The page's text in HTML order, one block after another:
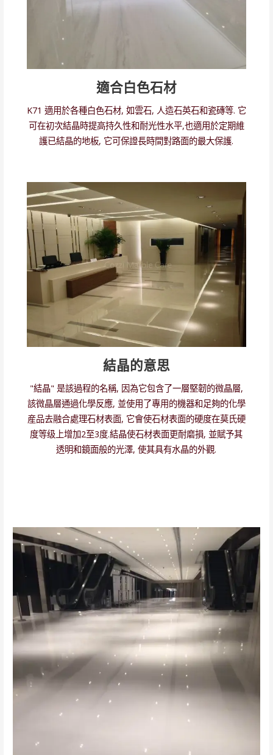
適合白色石材
K71 適用於各種白色石材, 如雲石, 人造石英石和瓷磚等. 它
可在初次結晶時提高持久性和耐光性水平,也適用於定期維
護已結晶的地板, 它可保證長時間對路面的最大保護.
結晶的意思
"結晶" 是該過程的名稱, 因為它包含了一層堅韌的微晶層,
該微晶層通過化學反應, 並使用了專用的機器和足夠的化學
産品去融合處理石材表面, 它會使石材表面的硬度在莫氏硬
度等级上增加2至3度.結晶使石材表面更耐磨損, 並賦予其
透明和鏡面般的光澤, 使其具有水晶的外觀.